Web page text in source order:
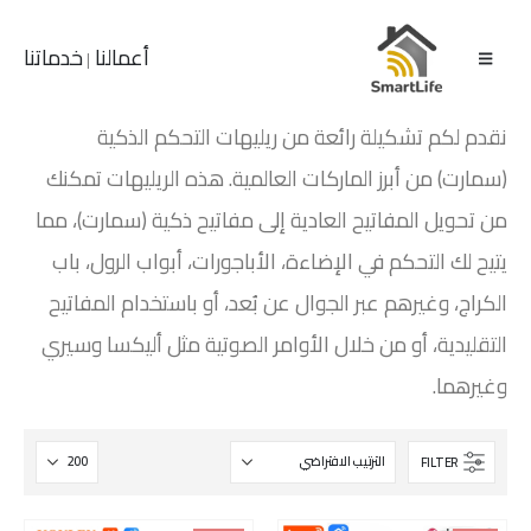
أعمالنا |خدماتنا
نقدم لكم تشكيلة رائعة من ريليهات التحكم الذكية
(سمارت) من أبرز الماركات العالمية. هذه الريليهات تمكنك
من تحويل المفاتيح العادية إلى مفاتيح ذكية (سمارت)، مما
يتيح لك التحكم في الإضاءة، الأباجورات، أبواب الرول، باب
الكراج، وغيرهم عبر الجوال عن بُعد، أو باستخدام المفاتيح
التقليدية، أو من خلال الأوامر الصوتية مثل أليكسا وسيري
وغيرهما.
FILTER